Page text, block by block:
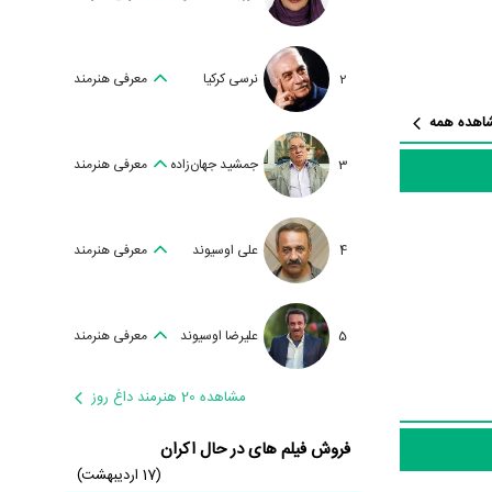
و
نزدیک است
سر
درست
همه
2 نرسی کرکیا معرفی هنرمند
3 جمشید جهان‌زاده معرفی هنرمند
4 علی اوسیوند معرفی هنرمند
5 علیرضا اوسیوند معرفی هنرمند
مشاهده 20 هنرمند داغ روز
فروش فیلم های در حال اکران
(17 اردیبهشت)